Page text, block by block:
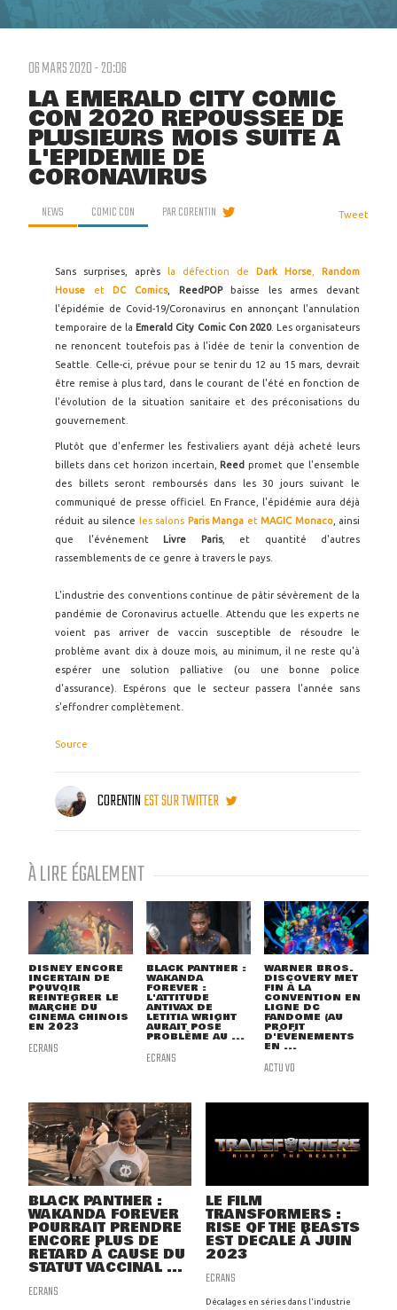
06 MARS 2020 - 20:06
LA EMERALD CITY COMIC
CON 2020 REPOUSSÉE DE
PLUSIEURS MOIS SUITE À
L'ÉPIDÉMIE DE
CORONAVIRUS
NEWS COMIC CON PARCORENTIN Tweet
Sans surprises, après la défection de Dark Horse
Random
House etDC Comics, ReedPOPbaisse les armes devant
l'épidémie de Covid-19/Coronavirus en annonçant l'annulation
temporaire de la Emerald City Comic Con 2020. Les organisateurs
ne renoncent toutefois pas à l'idée de tenir la convention de
Seattle. Celle-ci, prévue pour se tenir du 12 au 15 mars, devrait
être remise à plus tard, dans le courant de l'été en fonction de
l'évolution de la situation sanitaire et des préconisations du
gouvernement.
Plutôt que d'enfermer les festivaliers ayant déjà acheté leurs
billets dans cet horizon incertain, Reed promet que l'ensemble
des billets seront remboursés dans les 30 jours suivant le
communiqué de presse officiel. En France, l'épidémie aura déjà
réduit au silence les salons Paris Manga et MAGIC Monaco, ainsi
que l'événement Livre Paris, et quantité d'autres
rassemblements de ce genre à travers le pays.
L'industrie des conventions continue de pâtir sévèrement de la
pandémie de Coronavirus actuelle. Attendu que les experts ne
voient pas arriver de vaccin susceptible de résoudre le
problème avant dix à douze mois, au minimum, il ne reste qu'à
espérer une solution palliative (ou une bonne police
d'assurance). Espérons que le secteur passera l'année sans
s'effondrer complètement.
Source
CORENTINEST SUR TWITTER
À LIRE ÉGALEMENT
DISNEY ENCORE
INCERTAIN DE
POUVOIR
RÉINTÉGRER LE
MARCHÉ DU
CINÉMA CHINOIS
EN 2023
ECRANS
BLACK PANTHER :
WAKANDA
FOREVER :
L'ATTITUDE
ANTIVAX DE
LETITIA WRIGHT
AURAIT POSÉ
PROBLÈME AU ...
ECRANS
WARNER BROS.
DISCOVERY MET
FIN À LA
CONVENTION EN
LIGNE DC
FANDOME (AU
PROFIT
D'ÉVÉNEMENTS
EN ...
ACTU VO
BLACK PANTHER :
WAKANDA FOREVER
POURRAIT PRENDRE
ENCORE PLUS DE
RETARD À CAUSE DU
STATUT VACCINAL ...
ECRANS
LE FILM
TRANSFORMERS :
RISE OF THE BEASTS
EST DÉCALÉ À JUIN
2023
ECRANS
Décalages en séries dans l'industrie